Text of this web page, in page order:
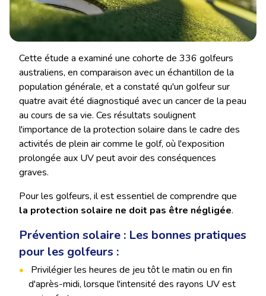
Cette étude a examiné une cohorte de 336 golfeurs
australiens, en comparaison avec un échantillon de la
population générale, et a constaté qu'un golfeur sur
quatre avait été diagnostiqué avec un cancer de la peau
au cours de sa vie. Ces résultats soulignent
l'importance de la protection solaire dans le cadre des
activités de plein air comme le golf, où l'exposition
prolongée aux UV peut avoir des conséquences
graves.
Pour les golfeurs, il est essentiel de comprendre que
la protection solaire ne doit pas être négligée.
Prévention solaire : Les bonnes pratiques
pour les golfeurs :
Privilégier les heures de jeu tôt le matin ou en fin
d'après-midi, lorsque l'intensité des rayons UV est